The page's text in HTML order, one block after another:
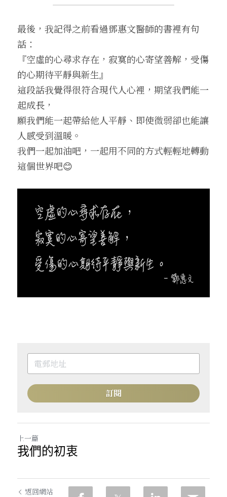
最後，我記得之前看過鄧惠文醫師的書裡有句
話：
『空虛的心尋求存在，寂寞的心寄望善解，受傷
的心期待平靜與新生』
這段話我覺得很符合現代人心裡，期望我們能一
起成長，
願我們能一起帶給他人平靜、即使微弱卻也能讓
人感受到溫暖。
我們一起加油吧，一起用不同的方式輕輕地轉動
這個世界吧😊
訂閱
上一篇
我們的初衷
返回網站